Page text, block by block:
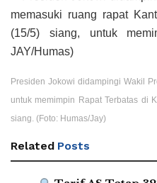
Presiden Jokowi didampingi Wakil
untuk memimpin Rapat Terbatas di
siang. (Foto: Humas/Jay)
Related Posts